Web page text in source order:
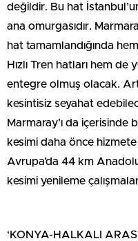
değildir. Bu hat
ana omurgasıdır.
hat tamamlandığında
Hızlı Tren hatları hem
entegre olmuş olacak.
kesintisiz seyahat
Marmaray’ı da
kesimi daha önce
Avrupa’da 44 km
kesimi yenileme
‘KONYA-HALKALI